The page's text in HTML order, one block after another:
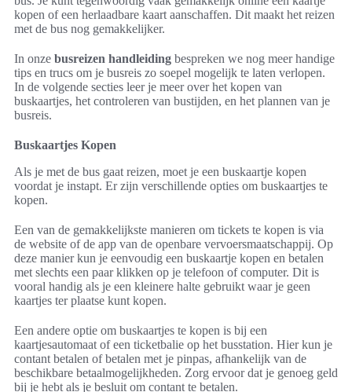
kopen of een herlaadbare kaart aanschaffen. Dit maakt het reizen
met de bus nog gemakkelijker.
In onze busreizen handleiding bespreken we nog meer handige
tips en trucs om je busreis zo soepel mogelijk te laten verlopen.
In de volgende secties leer je meer over het kopen van
buskaartjes, het controleren van bustijden, en het plannen van je
busreis.
Buskaartjes Kopen
Als je met de bus gaat reizen, moet je een buskaartje kopen
voordat je instapt. Er zijn verschillende opties om buskaartjes te
kopen.
Een van de gemakkelijkste manieren om tickets te kopen is via
de website of de app van de openbare vervoersmaatschappij. Op
deze manier kun je eenvoudig een buskaartje kopen en betalen
met slechts een paar klikken op je telefoon of computer. Dit is
vooral handig als je een kleinere halte gebruikt waar je geen
kaartjes ter plaatse kunt kopen.
Een andere optie om buskaartjes te kopen is bij een
kaartjesautomaat of een ticketbalie op het busstation. Hier kun je
contant betalen of betalen met je pinpas, afhankelijk van de
beschikbare betaalmogelijkheden. Zorg ervoor dat je genoeg geld
bij je hebt als je besluit om contant te betalen.